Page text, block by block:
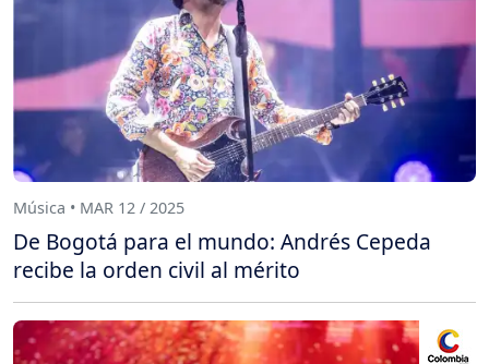
Música • MAR 12 / 2025
De Bogotá para el mundo: Andrés Cepeda
recibe la orden civil al mérito